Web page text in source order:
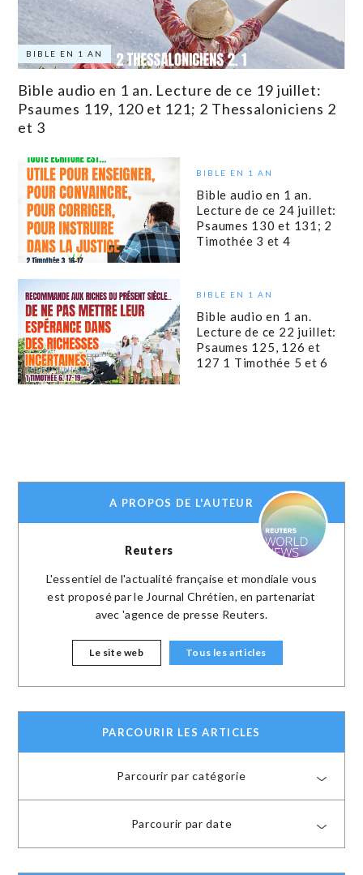
BIBLE EN 1 AN
Bible audio en 1 an. Lecture de ce 19 juillet:
Psaumes 119, 120 et 121; 2 Thessaloniciens 2
et 3
BIBLE EN 1 AN
Bible audio en 1 an.
Lecture de ce 24 juillet:
Psaumes 130 et 131; 2
Timothée 3 et 4
BIBLE EN 1 AN
Bible audio en 1 an.
Lecture de ce 22 juillet:
Psaumes 125, 126 et
127 1 Timothée 5 et 6
A PROPOS DE L'AUTEUR
Reuters
L'essentiel de l'actualité française et mondiale vous
est proposé par le Journal Chrétien, en partenariat
avec 'agence de presse Reuters.
Le site web Tous les articles
PARCOURIR LES ARTICLES
Parcourir par catégorie
Parcourir par date